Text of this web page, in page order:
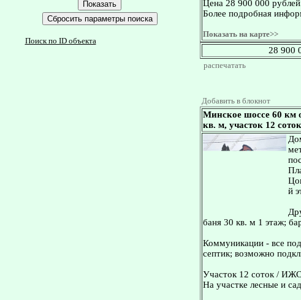
Поиск по ID объекта
Цена 28 900 000
Более подробная
Показать на карте>>
28 900
распечатать
Добавить в блокнот
Минское шоссе 60 км
кв. м, участок 12
й
баня 30 кв. м 1 этаж;
Коммуникации - все
септик; возможно
Участок 12 соток / ИЖС
На участке лесные и